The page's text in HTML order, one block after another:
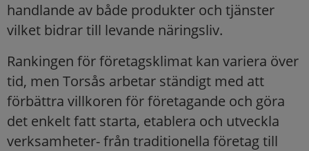
handlande av både produkter och tjänster
vilket bidrar till levande näringsliv.
Rankingen för företagsklimat kan variera över
tid, men Torsås arbetar ständigt med att
förbättra villkoren för företagande och göra
det enkelt fatt starta, etablera och utveckla
verksamheter- från traditionella företag till